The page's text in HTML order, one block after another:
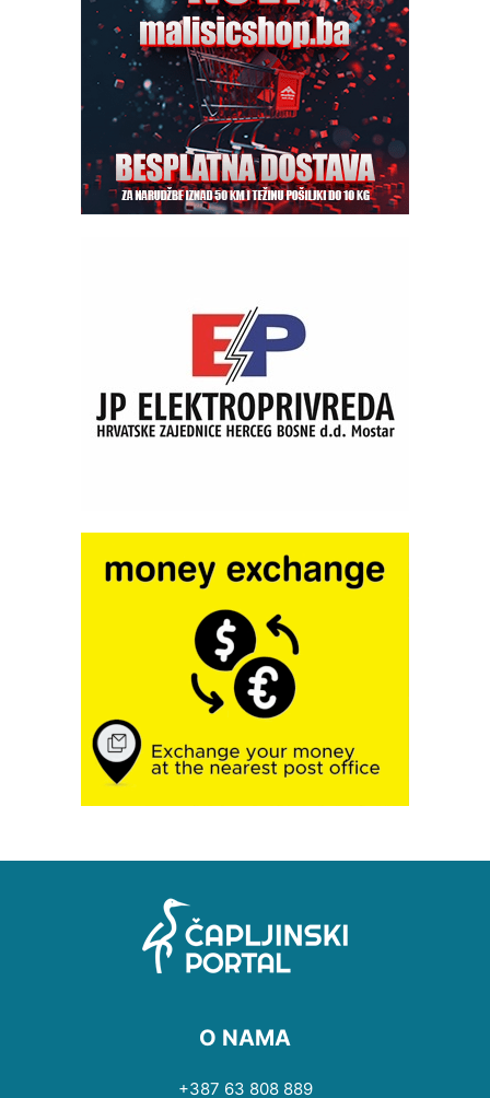
O NAMA
+387 63 808 889